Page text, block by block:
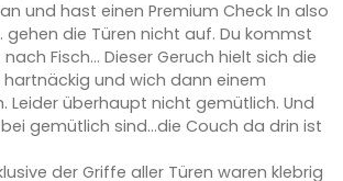
und hast einen Premium Check In also
gehen die Türen nicht auf. Du kommst
Fisch... Dieser Geruch hielt sich die
und wich dann einem
Leider überhaupt nicht gemütlich. Und
gemütlich sind...die Couch da drin ist
der Griffe aller Türen waren klebrig